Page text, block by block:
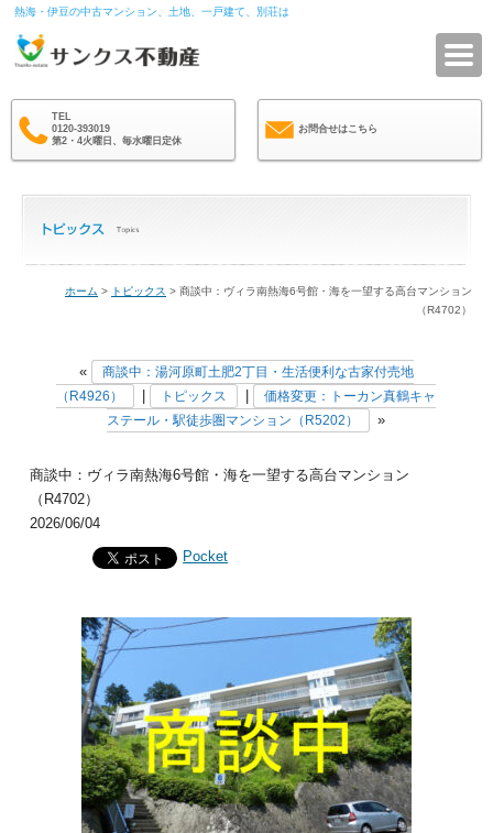
熱海・伊豆の中古マンション、土地、一戸建て、別荘は
TEL
0120-393019
第2・4火曜日、毎水曜日定休
お問合せはこちら
ホーム > トピックス > 商談中：ヴィラ南熱海6号館・海を一望する高台マンション
（R4702）
«
商談中：湯河原町土肥2丁目・生活便利な古家付売地
（R4926）
トピックス
価格変更：トーカン真鶴キャ
ステール・駅徒歩圏マンション（R5202）
»
商談中：ヴィラ南熱海6号館・海を一望する高台マンション
（R4702）
2026/06/04
Pocket